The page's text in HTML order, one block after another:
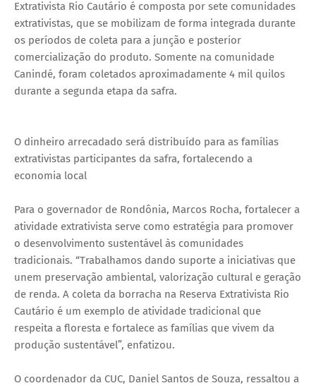
Extrativista Rio Cautário é composta por sete comunidades
extrativistas, que se mobilizam de forma integrada durante
os períodos de coleta para a junção e posterior
comercialização do produto. Somente na comunidade
Canindé, foram coletados aproximadamente 4 mil quilos
durante a segunda etapa da safra.
O dinheiro arrecadado será distribuído para as famílias
extrativistas participantes da safra, fortalecendo a
economia local
Para o governador de Rondônia, Marcos Rocha, fortalecer a
atividade extrativista serve como estratégia para promover
o desenvolvimento sustentável às comunidades
tradicionais. “Trabalhamos dando suporte a iniciativas que
unem preservação ambiental, valorização cultural e geração
de renda. A coleta da borracha na Reserva Extrativista Rio
Cautário é um exemplo de atividade tradicional que
respeita a floresta e fortalece as famílias que vivem da
produção sustentável”, enfatizou.
O coordenador da CUC, Daniel Santos de Souza, ressaltou a